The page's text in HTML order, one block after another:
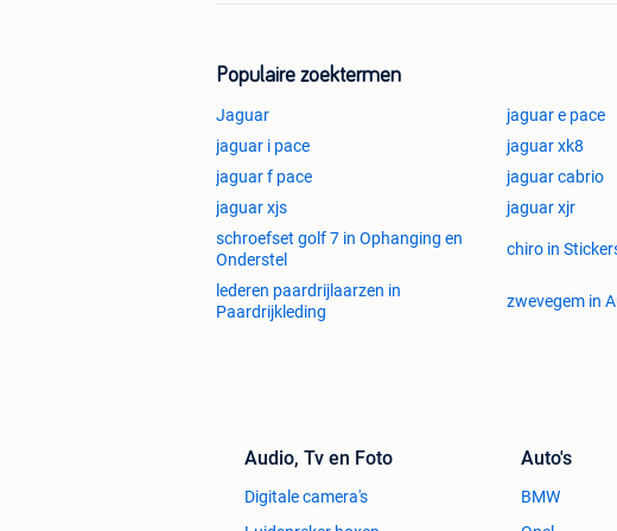
Voor vrijblijvende informatie, neem gerust
onder voorbehoud van fouten en schrijffouten
AUTOHANDEL DYNOMINA
Populaire zoektermen
Jaguar jaguar e pace
jaguar i pace
jaguar xk8
jaguar f pace
jaguar cabrio
jaguar xjs
jaguar xjr
schroefset golf 7 in Ophanging en
Onderstel
chiro in
lederen paardrijlaarzen in
Paardrijkleding
zwevegem in
Audio, Tv en Foto
Digitale camera's
Auto's
BMW